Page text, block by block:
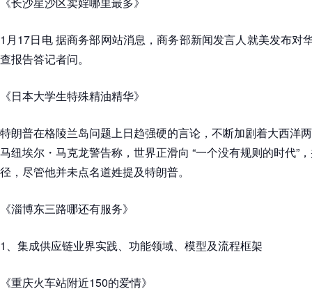
1月17日电 据商务部网站消息，商务部新闻发言人就美发布对
查报告答记者问。
《日本大学生特殊精油精华》
特朗普在格陵兰岛问题上日趋强硬的言论，不断加剧着大西洋
马纽埃尔・马克龙警告称，世界正滑向 “一个没有规则的时代”
径，尽管他并未点名道姓提及特朗普。
《淄博东三路哪还有服务》
1、集成供应链业界实践、功能领域、模型及流程框架
《重庆火车站附近150的爱情》